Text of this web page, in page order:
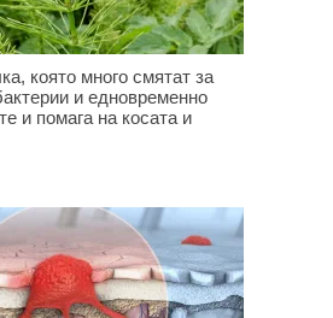
която много смятат за
и едновременно
и помага на косата и